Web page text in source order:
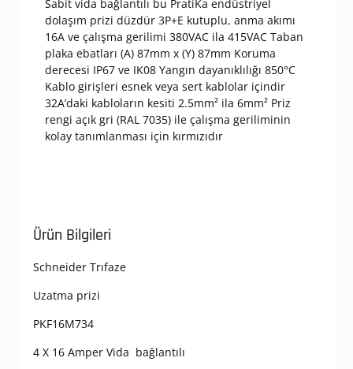
Sabit vida bağlantılı bu PratiKa endüstriyel
dolaşım prizi düzdür 3P+E kutuplu, anma akımı
16A ve çalışma gerilimi 380VAC ila 415VAC Taban
plaka ebatları (A) 87mm x (Y) 87mm Koruma
derecesi IP67 ve IK08 Yangın dayanıklılığı 850°C
Kablo girişleri esnek veya sert kablolar içindir
32A’daki kabloların kesiti 2.5mm² ila 6mm² Priz
rengi açık gri (RAL 7035) ile çalışma geriliminin
kolay tanımlanması için kırmızıdır
Ürün Bilgileri
Schneider Trıfaze
Uzatma prizi
PKF16M734
4 X 16 Amper Vida bağlantılı